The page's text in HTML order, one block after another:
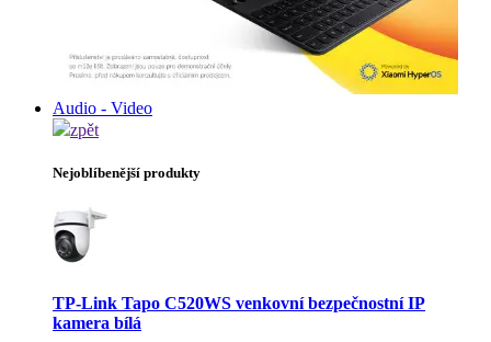
Audio - Video
zpět
Nejoblíbenější produkty
TP-Link Tapo C520WS venkovní bezpečnostní IP
kamera bílá